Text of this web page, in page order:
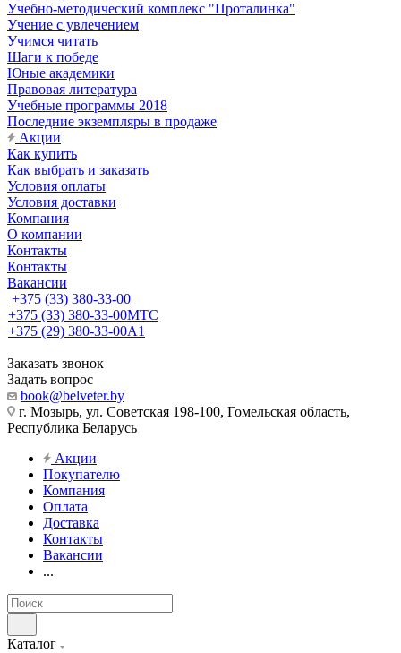
Учебно-методический комплекс "Проталинка"
Учение с увлечением
Учимся читать
Шаги к победе
Юные академики
Правовая литература
Учебные программы 2018
Последние экземпляры в продаже
Акции
Как купить
Как выбрать и заказать
Условия оплаты
Условия доставки
Компания
О компании
Контакты
Контакты
Вакансии
+375 (33) 380-33-00
+375 (33) 380-33-00МТС
+375 (29) 380-33-00А1
Заказать звонок
Задать вопрос
book@belveter.by
г. Мозырь, ул. Советская 198-100, Гомельская область,
Республика Беларусь
Акции
Покупателю
Компания
Оплата
Доставка
Контакты
Вакансии
...
Каталог